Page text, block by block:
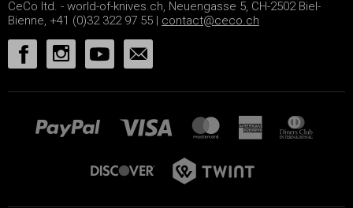
CeCo ltd. - world-of-knives.ch, Neuengasse 5, CH-2502 Biel-
Bienne, +41 (0)32 322 97 55 | contact@ceco.ch